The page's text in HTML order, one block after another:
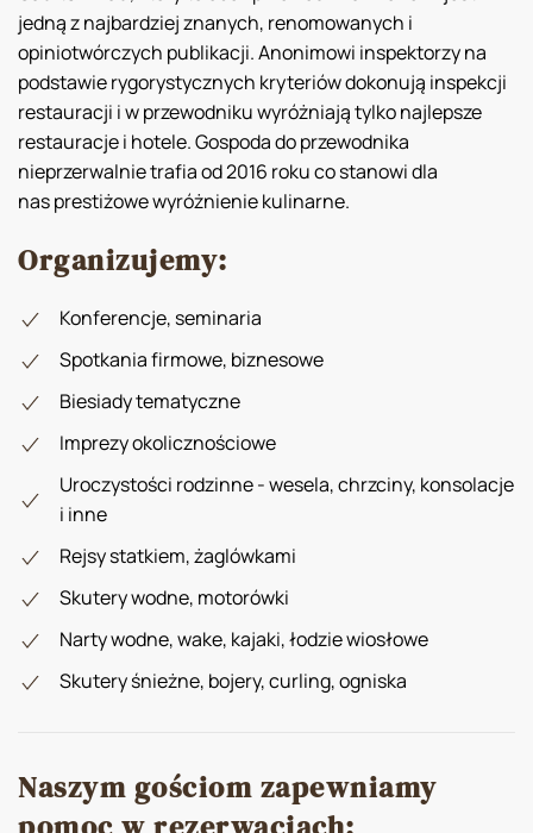
jedną z najbardziej znanych, renomowanych i
opiniotwórczych publikacji. Anonimowi inspektorzy na
podstawie rygorystycznych kryteriów dokonują inspekcji
restauracji i w przewodniku wyróżniają tylko najlepsze
restauracje i hotele. Gospoda do przewodnika
nieprzerwalnie trafia od 2016 roku co stanowi dla
nas prestiżowe wyróżnienie kulinarne.
Organizujemy:
Konferencje, seminaria
Spotkania firmowe, biznesowe
Biesiady tematyczne
Imprezy okolicznościowe
Uroczystości rodzinne - wesela, chrzciny, konsolacje
i inne
Rejsy statkiem, żaglówkami
Skutery wodne, motorówki
Narty wodne, wake, kajaki, łodzie wiosłowe
Skutery śnieżne, bojery, curling, ogniska
Naszym gościom zapewniamy